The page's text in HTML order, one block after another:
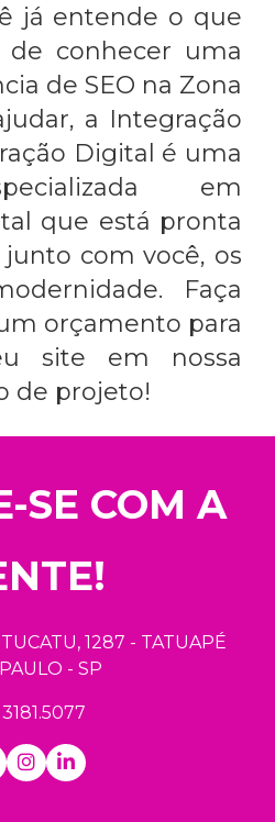
já entende o que
de conhecer uma
de SEO na Zona
a Integração
Digital é uma
em
que está pronta
com você, os
Faça
orçamento para
site em nossa
de projeto!
SE COM A
1287 - TATUAPÉ
- SP
3181.5077